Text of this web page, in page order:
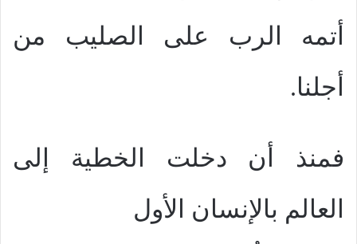
أتمه الرب على الصليب من
أجلنا.
فمنذ أن دخلت الخطية إلى
العالم بالإنسان الأول